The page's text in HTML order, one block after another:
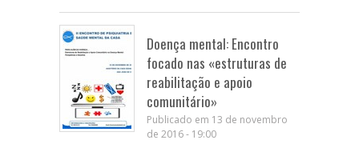
Doença mental: Encontro
focado nas «estruturas de
reabilitação e apoio
comunitário»
Publicado em 13 de novembro
de 2016 - 19:00